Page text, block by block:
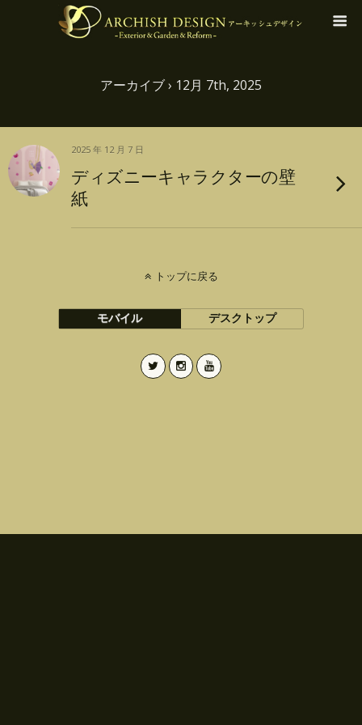
アーカイブ › 12月 7th, 2025
2025 年 12 月 7 日
ディズニーキャラクターの壁
紙
トップに戻る
モバイル デスクトップ